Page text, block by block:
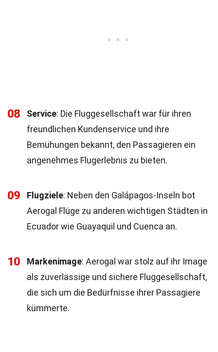
08 Service: Die Fluggesellschaft war für ihren
freundlichen Kundenservice und ihre
Bemühungen bekannt, den Passagieren ein
angenehmes Flugerlebnis zu bieten.
09 Flugziele: Neben den Galápagos-Inseln bot
Aerogal Flüge zu anderen wichtigen Städten in
Ecuador wie Guayaquil und Cuenca an.
10 Markenimage: Aerogal war stolz auf ihr Image
als zuverlässige und sichere Fluggesellschaft,
die sich um die Bedürfnisse ihrer Passagiere
kümmerte.